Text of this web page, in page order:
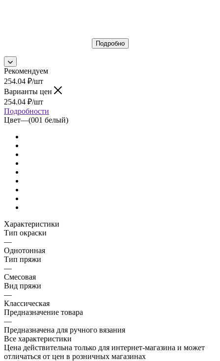
Подробно
Рекомендуем
254.04 ₽/шт
Варианты цен
254.04 ₽/шт
Подробности
Цвет—(001 белый)
Характеристики
Тип окраски
—
Однотонная
Тип пряжи
—
Смесовая
Вид пряжи
—
Классическая
Предназначение товара
—
Предназначена для ручного вязания
Все характеристики
Цена действительна только для интернет-магазина и может
отличаться от цен в розничных магазинах